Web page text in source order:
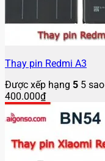
Thay pin Redmi A3
Được xếp hạng 5 5 sao
400.000₫